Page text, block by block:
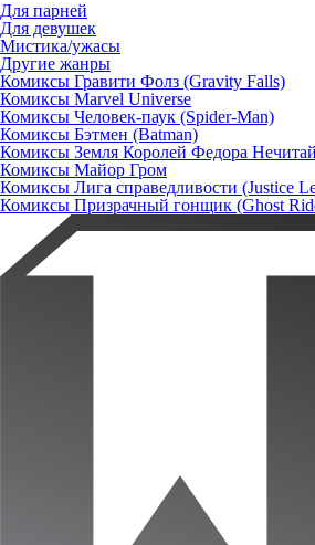
Для парней
Для девушек
Мистика/ужасы
Другие жанры
Комиксы Гравити Фолз (Gravity Falls)
Комиксы Marvel Universe
Комиксы Человек-паук (Spider-Man)
Комиксы Бэтмен (Batman)
Комиксы Земля Королей Федора
Комиксы Майор Гром
Комиксы Лига справедливости (Justice
Комиксы Призрачный гонщик (Ghost